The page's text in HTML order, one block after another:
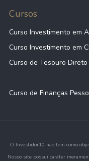
Cursos
Curso Investimento em
Curso Investimento em
Curso de Tesouro Direto
Curso de Finanças
O Investidor10 não tem como
Nosso site possui caráter